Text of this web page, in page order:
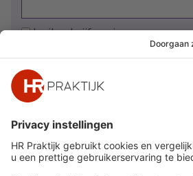
Ja, ik schrijf me in
Snel naar